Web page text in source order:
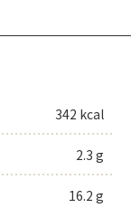
342 kcal
2.3 g
16.2 g